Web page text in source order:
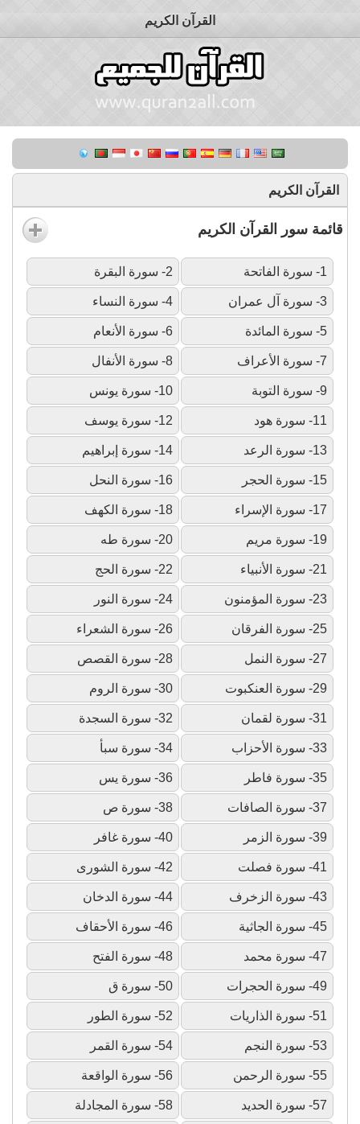
القرآن الكريم
القرآن الكريم
قائمة سور القرآن الكريم
1- سورة الفاتحة 2- سورة البقرة
3- سورة آل عمران 4- سورة النساء
5- سورة المائدة 6- سورة الأنعام
7- سورة الأعراف 8- سورة الأنفال
9- سورة التوبة 10- سورة يونس
11- سورة هود 12- سورة يوسف
13- سورة الرعد 14- سورة إبراهيم
15- سورة الحجر 16- سورة النحل
17- سورة الإسراء 18- سورة الكهف
19- سورة مريم 20- سورة طه
21- سورة الأنبياء 22- سورة الحج
23- سورة المؤمنون 24- سورة النور
25- سورة الفرقان 26- سورة الشعراء
27- سورة النمل 28- سورة القصص
29- سورة العنكبوت 30- سورة الروم
31- سورة لقمان 32- سورة السجدة
33- سورة الأحزاب 34- سورة سبأ
35- سورة فاطر 36- سورة يس
37- سورة الصافات 38- سورة ص
39- سورة الزمر 40- سورة غافر
41- سورة فصلت 42- سورة الشورى
43- سورة الزخرف 44- سورة الدخان
45- سورة الجاثية 46- سورة الأحقاف
47- سورة محمد 48- سورة الفتح
49- سورة الحجرات 50- سورة ق
51- سورة الذاريات 52- سورة الطور
53- سورة النجم 54- سورة القمر
55- سورة الرحمن 56- سورة الواقعة
57- سورة الحديد 58- سورة المجادلة